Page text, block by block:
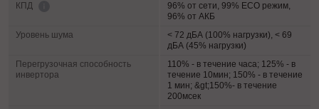
КПД
96% от сети, 99% ECO режим,
96% от АКБ
Уровень шума
< 72 дБА (100% нагрузки), < 69
дБА (45% нагрузки)
Перегрузочная способность
инвертора
110% - в течение часа; 125% - в
течение 10мин; 150% - в течение
1 мин; &gt;150%- в течение
200мсек